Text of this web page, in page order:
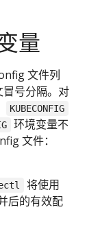
量
文件列
号分隔。对
KUBECONFIG
环境变量不
文件：
将使用
后的有效配